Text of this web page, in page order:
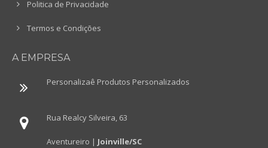
Politica de Privacidade
Termos e Condições
A EMPRESA
Personalizaê Produtos Personalizados
Rua Realcy Silveira, 63
Aventureiro | Joinville/SC